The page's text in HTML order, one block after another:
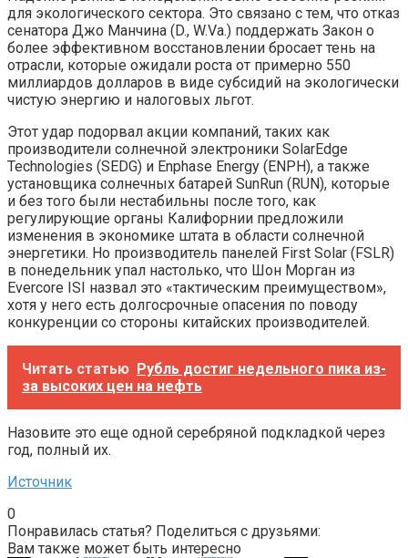
для экологического сектора. Это связано с тем, что отказ
сенатора Джо Манчина (D., W.Va.) поддержать Закон о
более эффективном восстановлении бросает тень на
отрасли, которые ожидали роста от примерно 550
миллиардов долларов в виде субсидий на экологически
чистую энергию и налоговых льгот.
Этот удар подорвал акции компаний, таких как
производители солнечной электроники SolarEdge
Technologies (SEDG) и Enphase Energy (ENPH), а также
установщика солнечных батарей SunRun (RUN), которые
и без того были нестабильны после того, как
регулирующие органы Калифорнии предложили
изменения в экономике штата в области солнечной
энергетики. Но производитель панелей First Solar (FSLR)
в понедельник упал настолько, что Шон Морган из
Evercore ISI назвал это «тактическим преимуществом»,
хотя у него есть долгосрочные опасения по поводу
конкуренции со стороны китайских производителей.
Читать статью Рубль достиг недельного пика из-
за высоких цен на нефть
Назовите это еще одной серебряной подкладкой через
год, полный их.
Источник
0
Понравилась статья? Поделиться с друзьями:
Вам также может быть интересно